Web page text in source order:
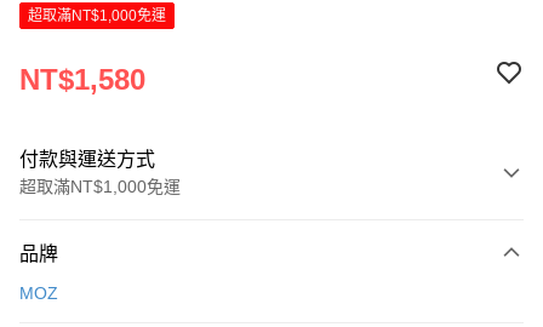
超取滿NT$1,000免運
NT$1,580
付款與運送方式
超取滿NT$1,000免運
信用卡一次付款
品牌
MOZ